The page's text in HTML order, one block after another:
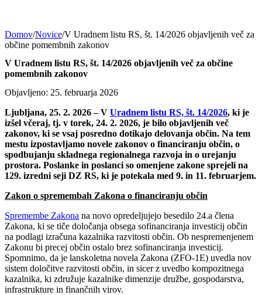
Domov/Novice/V Uradnem listu RS, št. 14/2026 objavljenih več za
občine pomembnih zakonov
V Uradnem listu RS, št. 14/2026 objavljenih več za občine
pomembnih zakonov
Objavljeno: 25. februarja 2026
Ljubljana, 25. 2. 2026 – V Uradnem listu RS, št. 14/2026, ki je
izšel včeraj, tj. v torek, 24. 2. 2026, je bilo objavljenih več
zakonov, ki se vsaj posredno dotikajo delovanja občin. Na tem
mestu izpostavljamo novele zakonov o financiranju občin, o
spodbujanju skladnega regionalnega razvoja in o urejanju
prostora. Poslanke in poslanci so omenjene zakone sprejeli na
129. izredni seji DZ RS, ki je potekala med 9. in 11. februarjem.
Zakon o spremembah Zakona o financiranju občin
Spremembe Zakona na novo opredeljujejo besedilo 24.a člena
Zakona, ki se tiče določanja obsega sofinanciranja investicij občin
na podlagi izračuna kazalnika razvitosti občin. Ob nespremenjenem
Zakonu bi precej občin ostalo brez sofinanciranja investicij.
Spomnimo, da je lanskoletna novela Zakona (ZFO-1E) uvedla nov
sistem določitve razvitosti občin, in sicer z uvedbo kompozitnega
kazalnika, ki združuje kazalnike dimenzije družbe, gospodarstva,
infrastrukture in finančnih virov.